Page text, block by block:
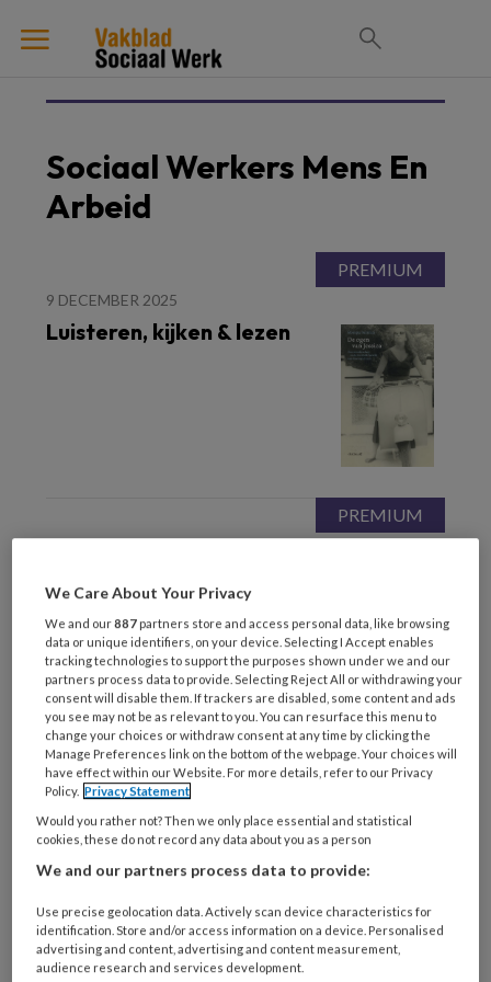
Sociaal Werkers Mens En
Arbeid
9 DECEMBER 2025
Luisteren, kijken & lezen
3 OKTOBER 2025 ETHISCHE PROFESSIONALITEIT
Voorkom blinde vlekken
3 OKTOBER 2025 VEILIGHEID
Geweld tegen sociaal
werkers Begrip is
waardevol, maar mag
niet grenzeloos zijn
We Care About Your Privacy
We and our887 partners store and access personal data, like browsing
data or unique identifiers, on your device. Selecting I Accept enables
tracking technologies to support the purposes shown under we and our
partners process data to provide. Selecting Reject All or withdrawing your
consent will disable them. If trackers are disabled, some content and ads
you see may not be as relevant to you. You can resurface this menu to
change your choices or withdraw consent at any time by clicking the
Manage Preferences link on the bottom of the webpage. Your choices will
have effect within our Website. For more details, refer to our Privacy
Policy. Privacy Statement
Would you rather not? Then we only place essential and statistical
cookies, these do not record any data about you as a person
We and our partners process data to provide:
Use precise geolocation data. Actively scan device characteristics for
identification. Store and/or access information on a device. Personalised
advertising and content, advertising and content measurement,
audience research and services development.